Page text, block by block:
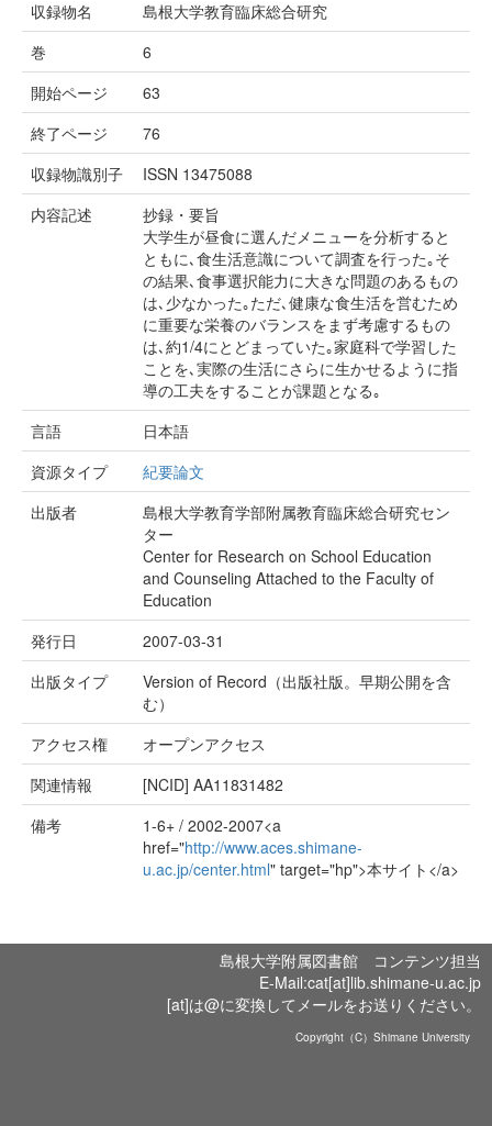
収録物名
島根大学教育臨床総合研究
巻
6
開始ページ
63
終了ページ
76
収録物識別子
ISSN 13475088
内容記述
抄録・要旨
大学生が昼食に選んだメニューを分析すると
ともに､食生活意識について調査を行った｡そ
の結果､食事選択能力に大きな問題のあるもの
は､少なかった｡ただ､健康な食生活を営むため
に重要な栄養のバランスをまず考慮するもの
は､約1/4にとどまっていた｡家庭科で学習した
ことを､実際の生活にさらに生かせるように指
導の工夫をすることが課題となる｡
言語
日本語
資源タイプ
紀要論文
出版者
島根大学教育学部附属教育臨床総合研究セン
ター
Center for Research on School Education
and Counseling Attached to the Faculty of
Education
発行日
2007-03-31
出版タイプ
Version of Record（出版社版。早期公開を含
む）
アクセス権
オープンアクセス
関連情報
[NCID] AA11831482
備考
1-6+ / 2002-2007<a
href="http://www.aces.shimane-
u.ac.jp/center.html" target="hp">本サイト</a>
島根大学附属図書館 コンテンツ担当
E-Mail:cat[at]lib.shimane-u.ac.jp
[at]は@に変換してメールをお送りください。
Copyright（C）Shimane University